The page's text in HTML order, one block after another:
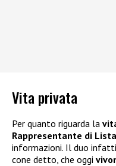
Vita privata
Per quanto riguarda la
Rappresentante di Lista
informazioni. Il duo
cone detto, che oggi